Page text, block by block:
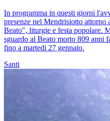
In programma in questi giorni
presenze nel Mendrisiotto attorno
Beato", liturgie e festa popolare.
sguardo al Beato morto 809 anni
fino a martedi 27 gennaio.
Santi